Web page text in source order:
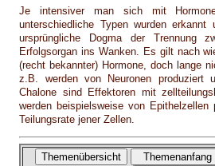
Je intensiver man sich mit
unterschiedliche Typen wurden
ursprüngliche Dogma der Trennung
Erfolgsorgan ins Wanken. Es gilt nach
(recht bekannter) Hormone, doch lange
z.B. werden von Neuronen produziert
Chalone sind Effektoren mit
werden beispielsweise von Epithelzellen
Teilungsrate jener Zellen.